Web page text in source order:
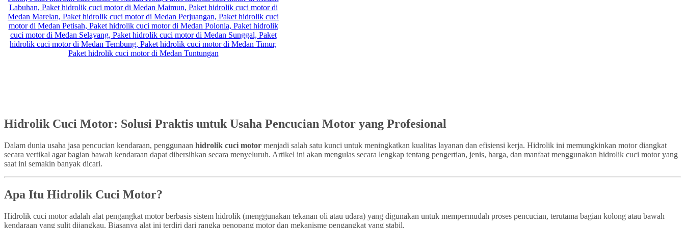
Hidrolik Cuci Motor: Solusi Praktis untuk Usaha Pencucian Motor yang Profesional
Dalam dunia usaha jasa pencucian kendaraan, penggunaan hidrolik cuci motor menjadi salah satu kunci untuk meningkatkan kualitas layanan dan efisiensi kerja. Hidrolik ini memungkinkan motor diangkat
secara vertikal agar bagian bawah kendaraan dapat dibersihkan secara menyeluruh. Artikel ini akan mengulas secara lengkap tentang pengertian, jenis, harga, dan manfaat menggunakan hidrolik cuci motor yang
saat ini semakin banyak dicari.
Apa Itu Hidrolik Cuci Motor?
Hidrolik cuci motor adalah alat pengangkat motor berbasis sistem hidrolik (menggunakan tekanan oli atau udara) yang digunakan untuk mempermudah proses pencucian, terutama bagian kolong atau bawah
kendaraan yang sulit dijangkau. Biasanya alat ini terdiri dari rangka penopang motor dan mekanisme pengangkat yang stabil.